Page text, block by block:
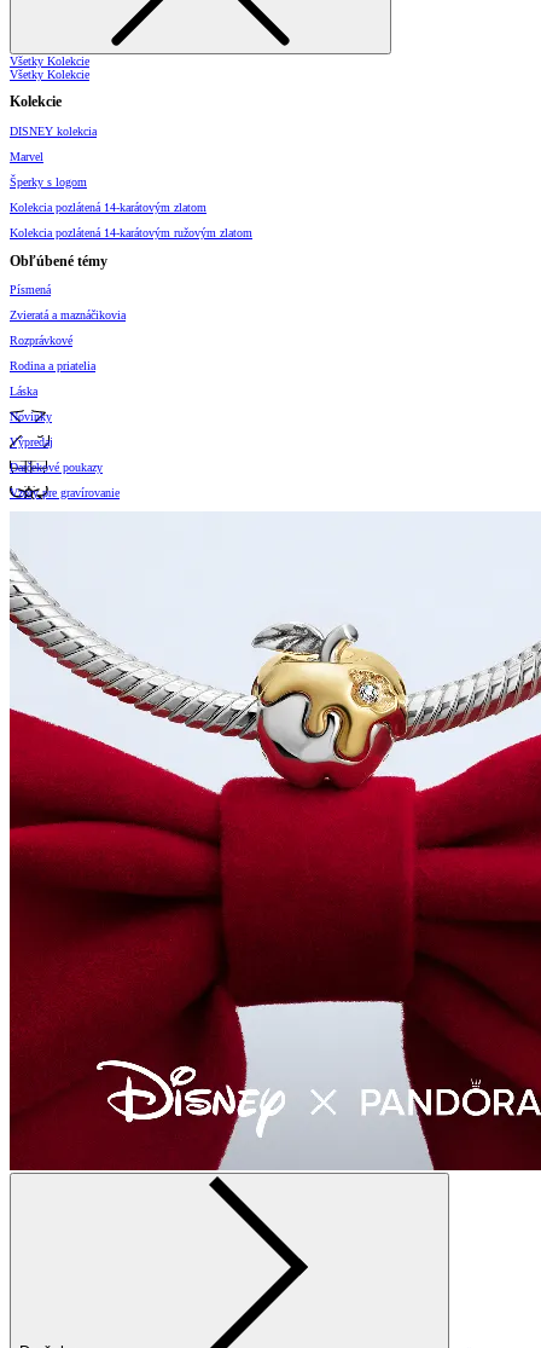
Všetky Kolekcie
Všetky Kolekcie
Kolekcie
DISNEY kolekcia
Marvel
Šperky s logom
Kolekcia pozlátená 14-karátovým zlatom
Kolekcia pozlátená 14-karátovým ružovým zlatom
Obľúbené témy
Písmená
Zvieratá a maznáčikovia
Rozprávkové
Rodina a priatelia
Láska
Novinky
Výpredaj
Darčekové poukazy
Vzory pre gravírovanie